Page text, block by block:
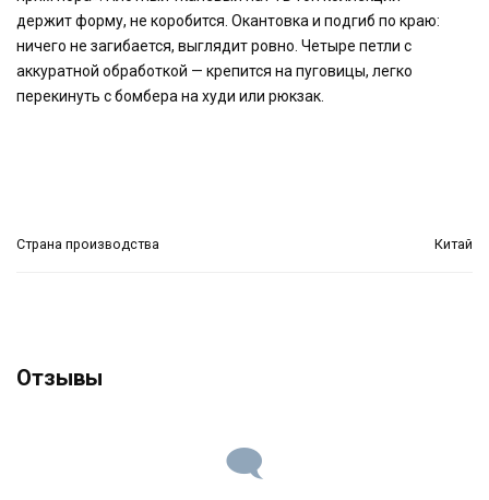
держит форму, не коробится. Окантовка и подгиб по краю:
ничего не загибается, выглядит ровно. Четыре петли с
аккуратной обработкой — крепится на пуговицы, легко
перекинуть с бомбера на худи или рюкзак.
Страна производства Китай
Отзывы